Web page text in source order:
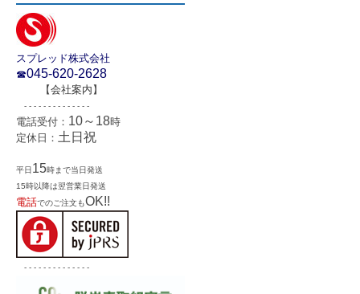
スプレッド株式会社
☎045-620-2628
【会社案内 】
- - - - - - - - - - - - - -
電話受付： 10～18時
定休日： 土日祝
平日 15時まで当日発送
15時以降は翌営業日発送
電話でのご注文もOK!!
- - - - - - - - - - - - - -